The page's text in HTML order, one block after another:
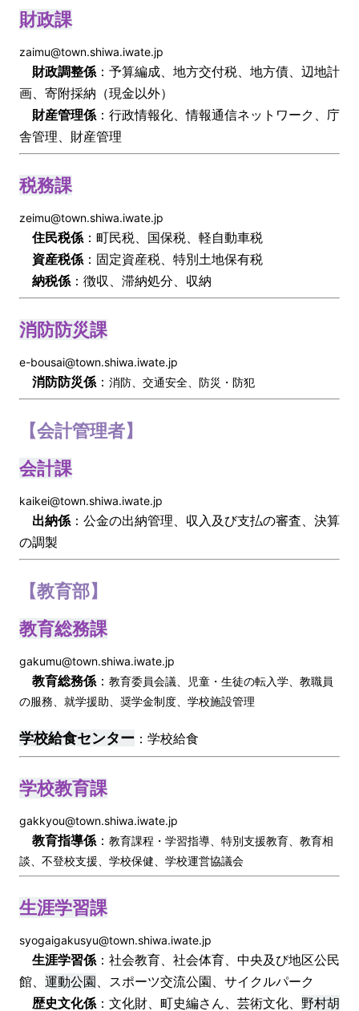
財政課
zaimu@town.shiwa.iwate.jp
財政調整係：予算編成、地方交付税、地方債、辺地計
画、寄附採納（現金以外）
財産管理係：行政情報化、情報通信ネットワーク、庁
舎管理、財産管理
税務課
zeimu@town.shiwa.iwate.jp
住民税係：町民税、国保税、軽自動車税
資産税係：固定資産税、特別土地保有税
納税係：徴収、滞納処分、収納
消防防災課
e-bousai@town.shiwa.iwate.jp
消防防災係： 消防、交通安全、防災・防犯
【会計管理者】
会計課
kaikei@town.shiwa.iwate.jp
出納係：公金の出納管理、収入及び支払の審査、決算
の調製
【教育部】
教育総務課
gakumu@town.shiwa.iwate.jp
教育総務係： 教育委員会議、児童・生徒の転入学、教職員
の服務、就学援助、奨学金制度、学校施設管理
学校給食センター ：学校給食
学校教育課
gakkyou@town.shiwa.iwate.jp
教育指導係： 教育課程・学習指導、特別支援教育、教育相
談、不登校支援、学校保健、学校運営協議会
生涯学習課
syogaigakusyu@town.shiwa.iwate.jp
生涯学習係：社会教育、社会体育、中央及び地区公民
館、 運動公園、スポーツ交流公園、サイクルパーク
歴史文化係：文化財、町史編さん、芸術文化、 野村胡